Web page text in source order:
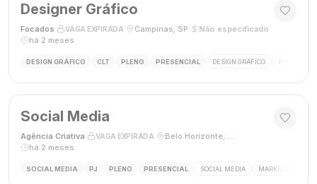
Designer Gráfico
Focados VAGA EXPIRADA Campinas, SP Não especificado
há 2 meses
DESIGN GRÁFICO CLT PLENO PRESENCIAL DESIGN GRÁFICO PHOTOSHOP
Social Media
Agência Criativa VAGA EXPIRADA Belo Horizonte, Brasil
há 2 meses
SOCIAL MEDIA PJ PLENO PRESENCIAL SOCIAL MEDIA MARKETING